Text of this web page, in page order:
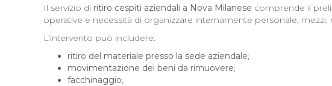
Il servizio di ritiro cespiti aziendali a Nova Milanese comprende il
operative e necessità di organizzare internamente personale,
L’intervento può includere:
ritiro del materiale presso la sede aziendale;
movimentazione dei beni da rimuovere;
facchinaggio;